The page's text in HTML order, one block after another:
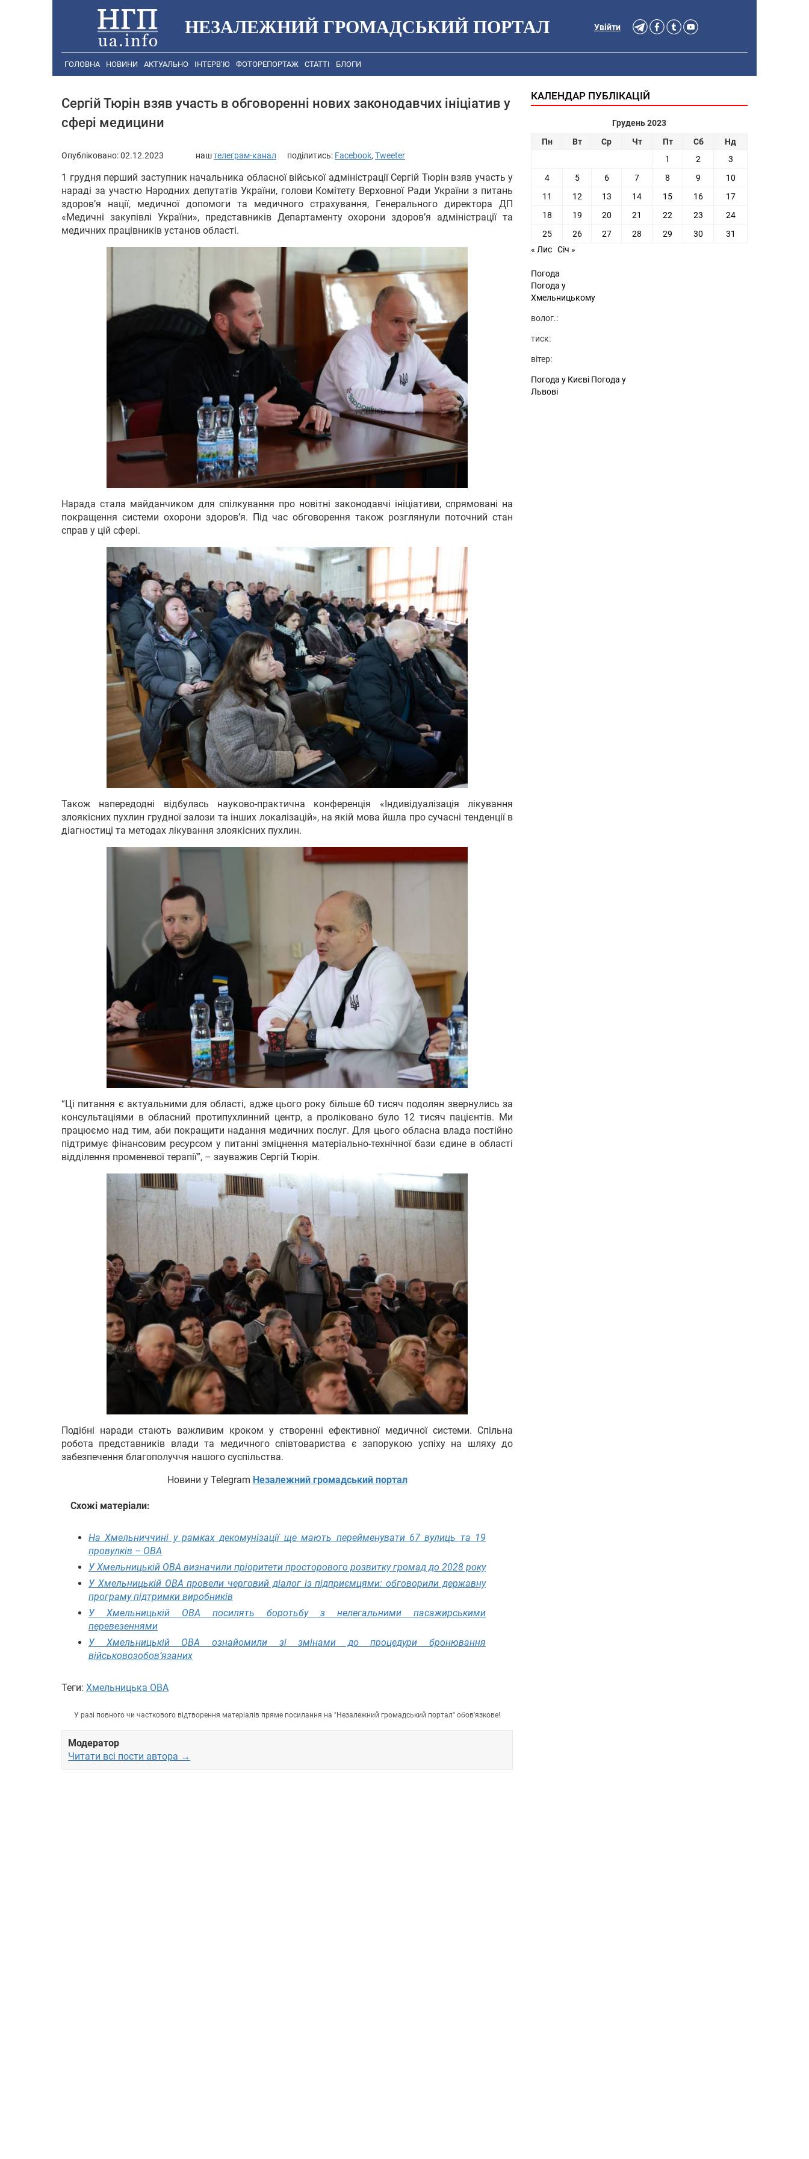
НЕЗАЛЕЖНИЙ ГРОМАДСЬКИЙ ПОРТАЛ Увійти
ГОЛОВНА НОВИНИ АКТУАЛЬНО ІНТЕРВ’Ю ФОТОРЕПОРТАЖ СТАТТІ БЛОГИ
Сергій Тюрін взяв участь в обговоренні нових законодавчих ініціатив у
сфері медицини
Опубліковано:02.12.2023 наштелеграм-канал поділитись: Facebook, Tweeter
1 грудня перший заступник начальника обласної війської адміністрації Сергій Тюрін взяв участь у
нараді за участю Народних депутатів України, голови Комітету Верховної Ради України з питань
здоров’я нації, медичної допомоги та медичного страхування, Генерального директора ДП
«Медичні закупівлі України», представників Департаменту охорони здоров’я адміністрації та
медичних працівників установ області.
Нарада стала майданчиком для спілкування про новітні законодавчі ініціативи, спрямовані на
покращення системи охорони здоров’я. Під час обговорення також розглянули поточний стан
справ у цій сфері.
Також напередодні відбулась науково-практична конференція «Індивідуалізація лікування
злоякісних пухлин грудної залози та інших локалізацій», на якій мова йшла про сучасні тенденції в
діагностиці та методах лікування злоякісних пухлин.
“Ці питання є актуальними для області, адже цього року більше 60 тисяч подолян звернулись за
консультаціями в обласний протипухлинний центр, а проліковано було 12 тисяч пацієнтів. Ми
працюємо над тим, аби покращити надання медичних послуг. Для цього обласна влада постійно
підтримує фінансовим ресурсом у питанні зміцнення матеріально-технічної бази єдине в області
відділення променевої терапії”, – зауважив Сергій Тюрін.
Подібні наради стають важливим кроком у створенні ефективної медичної системи. Спільна
робота представників влади та медичного співтовариства є запорукою успіху на шляху до
забезпечення благополуччя нашого суспільства.
Новини у Telegram Незалежний громадський портал
Схожі матеріали:
На Хмельниччині у рамках декомунізації ще мають перейменувати 67 вулиць та 19
провулків – ОВА
У Хмельницькій ОВА визначили пріоритети просторового розвитку громад до 2028 року
У Хмельницькій ОВА провели черговий діалог із підприємцями: обговорили державну
програму підтримки виробників
У Хмельницькій ОВА посилять боротьбу з нелегальними пасажирськими
перевезеннями
У Хмельницькій ОВА ознайомили зі змінами до процедури бронювання
військовозобов’язаних
Теги: Хмельницька ОВА
У разі повного чи часткового відтворення матеріалів пряме посилання на "Незалежний громадський портал" обов'язкове!
Модератор
Читати всі пости автора →
КАЛЕНДАР ПУБЛІКАЦІЙ
Грудень 2023
Пн
Вт Ср Чт Пт Сб
Нд
1
2
3
4
5 6 7 8 9
10
11
12 13 14 15 16
17
18
19 20 21 22 23
24
25
26 27 28 29 30
31
« Лис Січ »
Погода
Погода у
Хмельницькому
волог.:
тиск:
вітер:
Погода у Києві Погода у
Львові